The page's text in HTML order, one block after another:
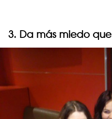
3. Da más miedo que